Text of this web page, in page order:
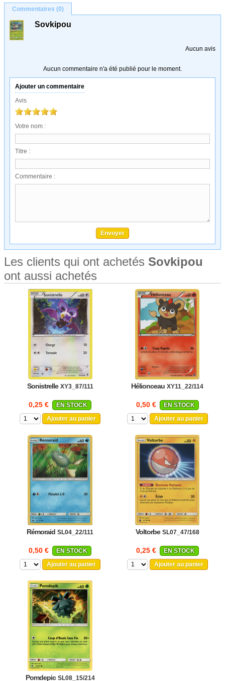
Commentaires (0)
Sovkipou
Aucun avis
Aucun commentaire n'a été publié pour le moment.
Ajouter un commentaire
Avis
Votre nom :
Titre :
Commentaire :
Les clients qui ont achetés Sovkipou
ont aussi achetés
Sonistrelle XY3_87/111
0,25 €
EN STOCK
Ajouter au panier
Hélionceau XY11_22/114
0,50 €
EN STOCK
Ajouter au panier
Rémoraid SL04_22/111
0,50 €
EN STOCK
Ajouter au panier
Voltorbe SL07_47/168
0,25 €
EN STOCK
Ajouter au panier
Pomdepic SL08_15/214